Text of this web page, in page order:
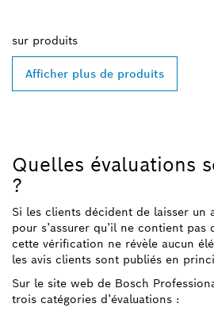
sur produits
Afficher plus de produits
Quelles évaluations
?
Si les clients décident de laisser un
pour s’assurer qu’il ne contient
cette vérification ne révèle aucun
les avis clients sont publiés en
Sur le site web de Bosch
trois catégories d’évaluations :